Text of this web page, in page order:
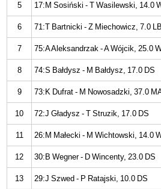
5
17:M Sosiński - T Wasilewski, 14.0
6
71:T Bartnicki - Z Miechowicz, 7.0 LB
7
75:A Aleksandrzak - A Wójcik, 25.0
8
74:S Bałdysz - M Bałdysz, 17.0 DS
9
73:K Dufrat - M Nowosadzki, 37.0
10
72:J Gładysz - T Struzik, 17.0 DS
11
26:M Małecki - M Wichtowski, 14.0
12
30:B Wegner - D Wincenty, 23.0 DS
13
29:J Szwed - P Ratajski, 10.0 DS